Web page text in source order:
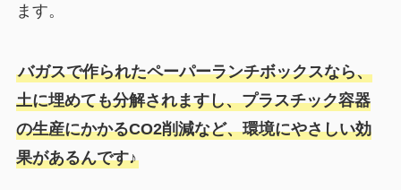
ます。
バガスで作られたペーパーランチボックスなら、
土に埋めても分解されますし、プラスチック容器
の生産にかかるCO2削減など、環境にやさしい効
果があるんです♪